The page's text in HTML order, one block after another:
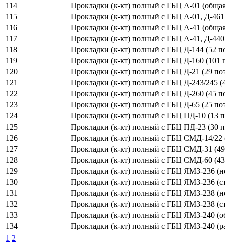
114
Прокладки (к-кт) полный с ГБЦ А-01
115
Прокладки (к-кт) полный с ГБЦ А-01, Д-461
116
Прокладки (к-кт) полный с ГБЦ А-41
117
Прокладки (к-кт) полный с ГБЦ А-41, Д-440
118
Прокладки (к-кт) полный с ГБЦ Д-144 (52
119
Прокладки (к-кт) полный с ГБЦ Д-160 (101
120
Прокладки (к-кт) полный с ГБЦ Д-21 (29
121
Прокладки (к-кт) полный с ГБЦ Д-243/245
122
Прокладки (к-кт) полный с ГБЦ Д-260 (45
123
Прокладки (к-кт) полный с ГБЦ Д-65 (25
124
Прокладки (к-кт) полный с ГБЦ ПД-10 (13
125
Прокладки (к-кт) полный с ГБЦ ПД-23 (30
126
Прокладки (к-кт) полный с ГБЦ СМД-14/22
127
Прокладки (к-кт) полный с ГБЦ СМД-31 (49
128
Прокладки (к-кт) полный с ГБЦ СМД-60 (43
129
Прокладки (к-кт) полный с ГБЦ ЯМЗ-236
130
Прокладки (к-кт) полный с ГБЦ ЯМЗ-236
131
Прокладки (к-кт) полный с ГБЦ ЯМЗ-238
132
Прокладки (к-кт) полный с ГБЦ ЯМЗ-238
133
Прокладки (к-кт) полный с ГБЦ ЯМЗ-240
134
Прокладки (к-кт) полный с ГБЦ ЯМЗ-240
1 2